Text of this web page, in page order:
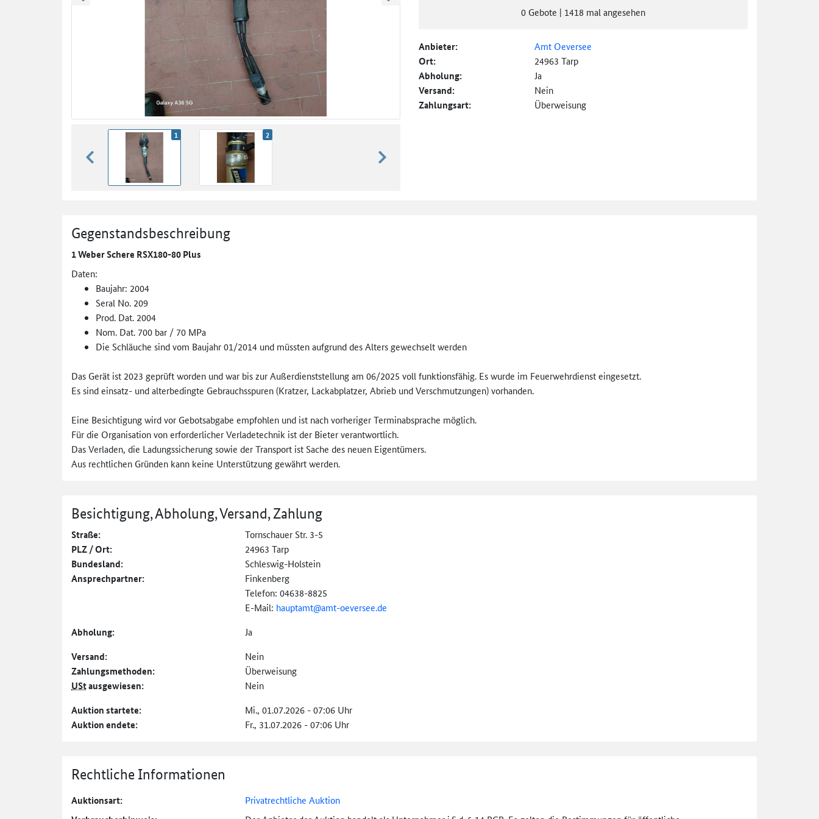
zurück blättern
1 2
weiter blättern
0 Gebote | 1418 mal angesehen
Anbieter: Amt Oeversee
Ort: 24963 Tarp
Abholung: Ja
Versand: Nein
Zahlungsart: Überweisung
Gegenstandsbeschreibung
1 Weber Schere RSX180-80 Plus
Daten:
Baujahr: 2004
Seral No. 209
Prod. Dat. 2004
Nom. Dat. 700 bar / 70 MPa
Die Schläuche sind vom Baujahr 01/2014 und müssten aufgrund des Alters gewechselt werden
Das Gerät ist 2023 geprüft worden und war bis zur Außerdienststellung am 06/2025 voll funktionsfähig. Es wurde im Feuerwehrdienst eingesetzt.
Es sind einsatz- und alterbedingte Gebrauchsspuren (Kratzer, Lackabplatzer, Abrieb und Verschmutzungen) vorhanden.
Eine Besichtigung wird vor Gebotsabgabe empfohlen und ist nach vorheriger Terminabsprache möglich.
Für die Organisation von erforderlicher Verladetechnik ist der Bieter verantwortlich.
Das Verladen, die Ladungssicherung sowie der Transport ist Sache des neuen Eigentümers.
Aus rechtlichen Gründen kann keine Unterstützung gewährt werden.
Besichtigung, Abholung, Versand, Zahlung
Straße: Tornschauer Str. 3-5
PLZ / Ort: 24963 Tarp
Bundesland: Schleswig-Holstein
Ansprechpartner:
Finkenberg
Telefon: 04638-8825
E-Mail: hauptamt@amt-oeversee.de
Abholung: Ja
Versand: Nein
Zahlungs­methoden: Überweisung
UStausgewiesen: Nein
Auktion startete: Mi., 01.07.2026 - 07:06 Uhr
Auktion endete: Fr., 31.07.2026 - 07:06 Uhr
Rechtliche Informationen
Auktionsart: Privatrechtliche Auktion